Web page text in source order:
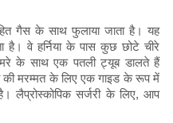
गैस के साथ फुलाया जाता है। यह
वे हर्निया के पास कुछ छोटे चीरे
के साथ एक पतली ट्यूब डालते हैं
की मरम्मत के लिए एक गाइड के रूप में
लैप्रोस्कोपिक सर्जरी के लिए, आप